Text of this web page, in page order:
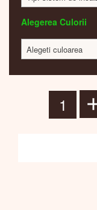
Alegerea Culorii
Alegeti culoarea